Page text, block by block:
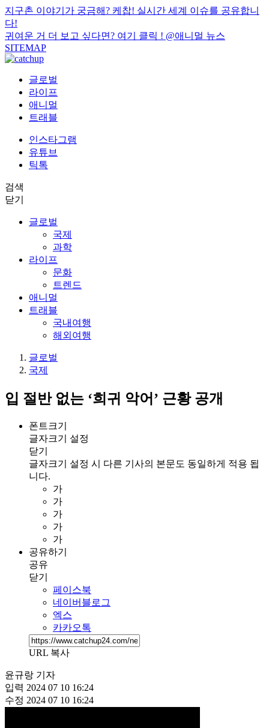
지구촌 이야기가 궁금해? 케찹! 실시간 세계 이슈를 공유합니
다!
귀여운 거 더 보고 싶다면? 여기 클릭 ! @애니멀 뉴스
SITEMAP
글로벌
라이프
애니멀
트래블
인스타그램
유튜브
틱톡
검색
닫기
글로벌
국제
과학
라이프
문화
트렌드
애니멀
트래블
국내여행
해외여행
글로벌
국제
입 절반 없는 ‘희귀 악어’ 근황 공개
폰트크기
글자크기 설정
닫기
글자크기 설정 시 다른 기사의 본문도 동일하게 적용 됩
니다.
가
가
가
가
가
공유하기
공유
닫기
페이스북
네이버블로그
엑스
카카오톡
URL 복사
윤규랑 기자
입력 2024 07 10 16:24
수정 2024 07 10 16:24